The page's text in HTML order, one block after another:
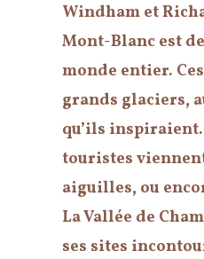
Windham et
Mont-Blanc est
monde entier.
grands glaciers,
qu’ils inspiraient.
touristes
aiguilles, ou
La Vallée de
ses sites